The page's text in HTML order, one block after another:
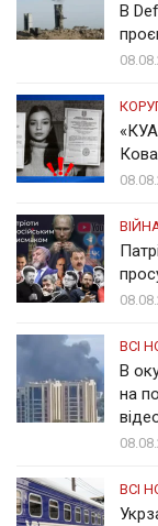
В
ВСІ
В
на
ВСІ